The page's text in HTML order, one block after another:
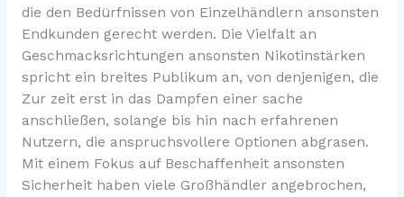
die den Bedürfnissen von Einzelhändlern ansonsten
Endkunden gerecht werden. Die Vielfalt an
Geschmacksrichtungen ansonsten Nikotinstärken
spricht ein breites Publikum an, von denjenigen, die
Zur zeit erst in das Dampfen einer sache
anschließen, solange bis hin nach erfahrenen
Nutzern, die anspruchsvollere Optionen abgrasen.
Mit einem Fokus auf Beschaffenheit ansonsten
Sicherheit haben viele Großhändler angebrochen,